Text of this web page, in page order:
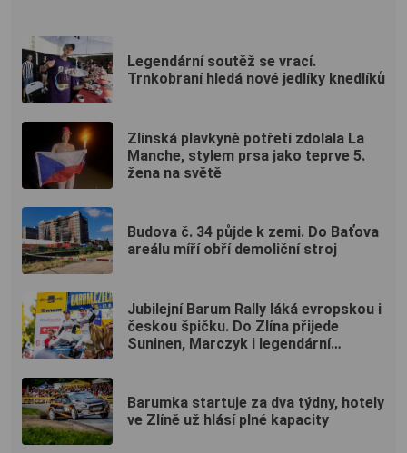
Legendární soutěž se vrací.
Trnkobraní hledá nové jedlíky knedlíků
Zlínská plavkyně potřetí zdolala La
Manche, stylem prsa jako teprve 5.
žena na světě
Budova č. 34 půjde k zemi. Do Baťova
areálu míří obří demoliční stroj
Jubilejní Barum Rally láká evropskou i
českou špičku. Do Zlína přijede
Suninen, Marczyk i legendární
Barumka startuje za dva týdny, hotely
ve Zlíně už hlásí plné kapacity